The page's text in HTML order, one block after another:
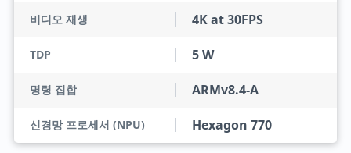
비디오 재생 4K at 30FPS
TDP 5 W
명령 집합 ARMv8.4-A
신경망 프로세서 (NPU) Hexagon 770